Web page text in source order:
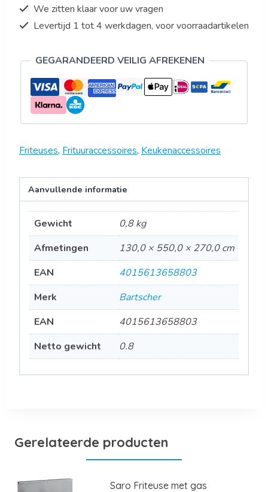
We zitten klaar voor uw vragen
Levertijd 1 tot 4 werkdagen, voor voorraadartikelen
GEGARANDEERD VEILIG AFREKENEN
Friteuses, Frituuraccessoires, Keukenaccessoires
Aanvullende informatie
Gewicht
0,8 kg
Afmetingen
130,0 × 550,0 × 270,0 cm
EAN
4015613658803
Merk
Bartscher
EAN
4015613658803
Netto gewicht
0.8
Gerelateerde producten
Saro Friteuse met gas